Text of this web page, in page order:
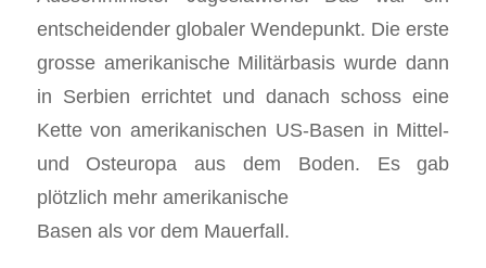
entscheidender globaler Wendepunkt. Die erste
grosse amerikanische Militärbasis wurde dann
in Serbien errichtet und danach schoss eine
Kette von amerikanischen US-Basen in Mittel-
und Osteuropa aus dem Boden. Es gab
plötzlich mehr amerikanische
Basen als vor dem Mauerfall.